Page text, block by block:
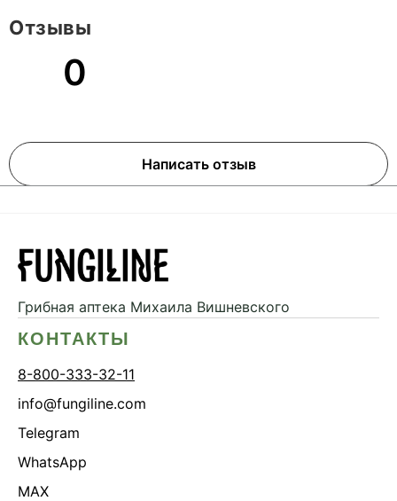
0
Написать отзыв
Отзывы
Грибная аптека Михаила Вишневского
КОНТАКТЫ
8-800-333-32-11
info@fungiline.com
Telegram
WhatsApp
MAX